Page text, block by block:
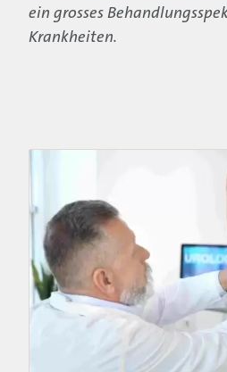
ein grosses
Krankheiten.